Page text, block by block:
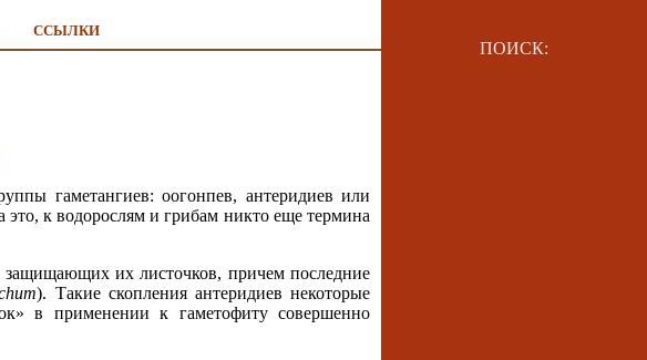
ССЫЛКИ
гаметангиев: оогонпев, антеридиев или
к водорослям и грибам никто еще термина
защищающих их листочков, причем последние
). Такие скопления антеридиев некоторые
в применении к гаметофиту совершенно
ПОИСК: